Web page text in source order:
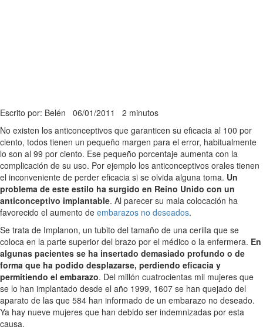
Escrito por: Belén 06/01/2011 2 minutos
No existen los anticonceptivos que garanticen su eficacia al 100 por
ciento, todos tienen un pequeño margen para el error, habitualmente
lo son al 99 por ciento. Ese pequeño porcentaje aumenta con la
complicación de su uso. Por ejemplo los anticonceptivos orales tienen
el inconveniente de perder eficacia si se olvida alguna toma. Un
problema de este estilo ha surgido en Reino Unido con un
anticonceptivo implantable. Al parecer su mala colocación ha
favorecido el aumento de embarazos no deseados.
Se trata de Implanon, un tubito del tamaño de una cerilla que se
coloca en la parte superior del brazo por el médico o la enfermera. En
algunas pacientes se ha insertado demasiado profundo o de
forma que ha podido desplazarse, perdiendo eficacia y
permitiendo el embarazo. Del millón cuatrocientas mil mujeres que
se lo han implantado desde el año 1999, 1607 se han quejado del
aparato de las que 584 han informado de un embarazo no deseado.
Ya hay nueve mujeres que han debido ser indemnizadas por esta
causa.